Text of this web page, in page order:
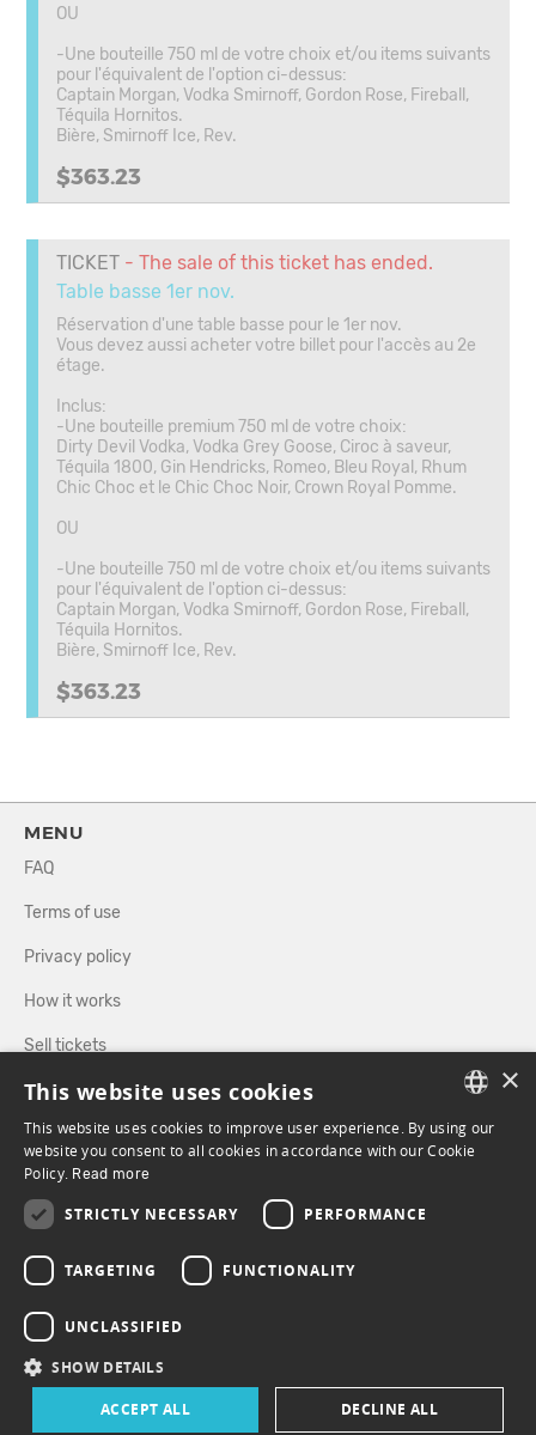
OU
-Une bouteille 750 ml de votre choix et/ou items suivants
pour l'équivalent de l'option ci-dessus:
Captain Morgan, Vodka Smirnoff, Gordon Rose, Fireball,
Téquila Hornitos.
Bière, Smirnoff Ice, Rev.
$363.23
TICKET - The sale of this ticket has ended.
Table basse 1er nov.
Réservation d'une table basse pour le 1er nov.
Vous devez aussi acheter votre billet pour l'accès au 2e
étage.
Inclus:
-Une bouteille premium 750 ml de votre choix:
Dirty Devil Vodka, Vodka Grey Goose, Ciroc à saveur,
Téquila 1800, Gin Hendricks, Romeo, Bleu Royal, Rhum
Chic Choc et le Chic Choc Noir, Crown Royal Pomme.
OU
-Une bouteille 750 ml de votre choix et/ou items suivants
pour l'équivalent de l'option ci-dessus:
Captain Morgan, Vodka Smirnoff, Gordon Rose, Fireball,
Téquila Hornitos.
Bière, Smirnoff Ice, Rev.
$363.23
MENU
FAQ
Terms of use
Privacy policy
How it works
Sell tickets
Directory
FOLLOW US
FRENCH
×
This website uses cookies
This website uses cookies to improve user experience. By using our
website you consent to all cookies in accordance with our Cookie
Policy. Read more
STRICTLY NECESSARY PERFORMANCE
TARGETING FUNCTIONALITY
UNCLASSIFIED
SHOW DETAILS
ACCEPT ALL DECLINE ALL